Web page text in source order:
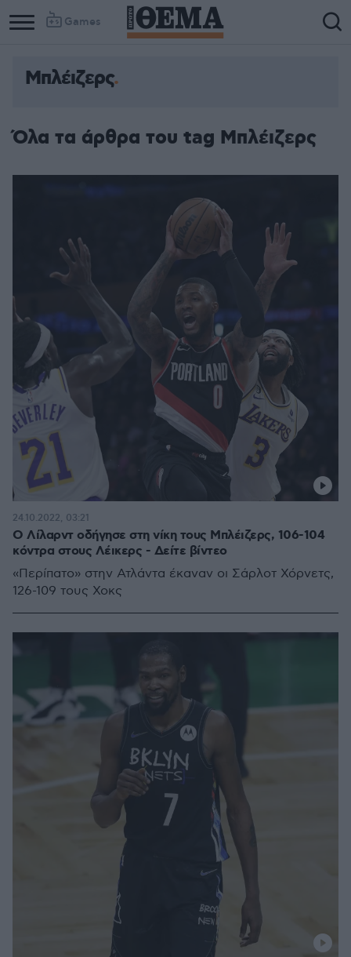
Games
Μπλέιζερς
Όλα τα άρθρα του tag Μπλέιζερς
Ο Λίλαρντ οδήγησε στη νίκη τους Μπλέιζερς, 106-104
κόντρα στους Λέικερς - Δείτε βίντεο
«Περίπατο» στην Ατλάντα έκαναν οι Σάρλοτ Χόρνετς,
126-109 τους Χοκς
24.10.2022, 03:21